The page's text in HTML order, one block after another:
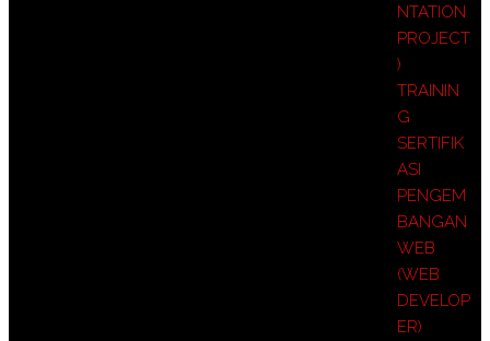
NTATION
PROJECT
)
TRAININ
G
SERTIFIK
ASI
PENGEM
BANGAN
WEB
(WEB
DEVELOP
ER)